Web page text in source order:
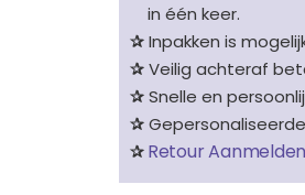
in één keer.
✰Inpakken is
✰Veilig achteraf
✰Snelle en
✰
✰Retour Aanmelden